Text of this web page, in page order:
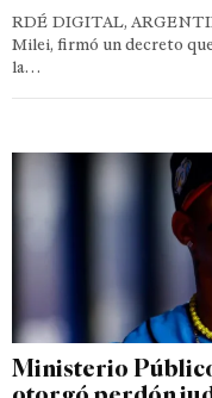
RDÉ DIGITAL,
Milei, firmó un decreto
la…
Ministerio